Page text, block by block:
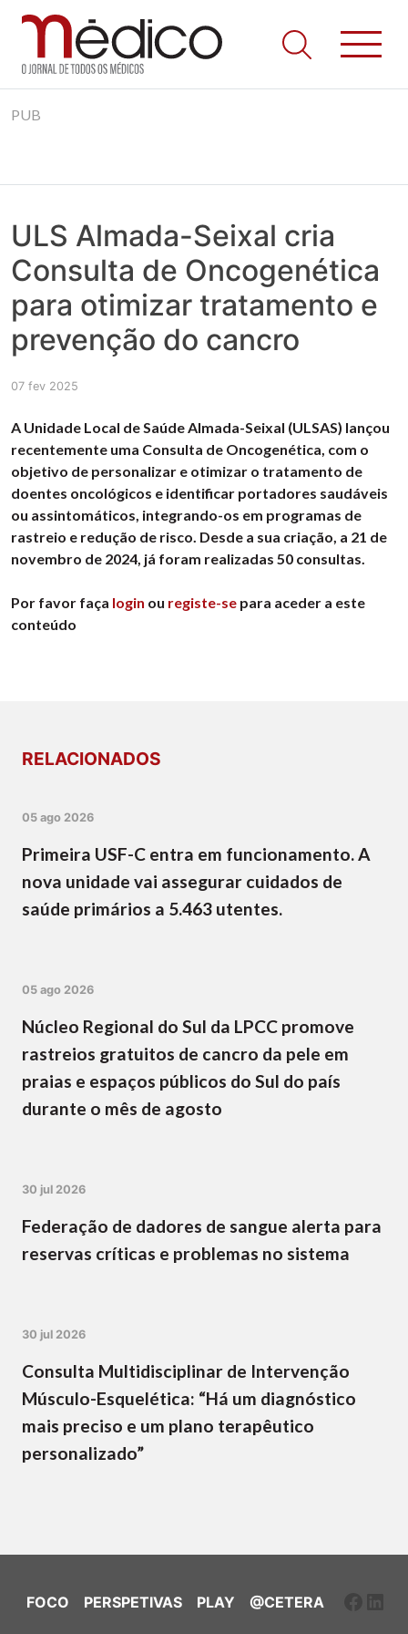
to
Jornal Médico
Médico – O Jornal de Todos os Médicos. Onde as notícias
realmente contam! Tudo o que se passa na Saúde!
PUB
ULS Almada-Seixal cria
Consulta de Oncogenética
para otimizar tratamento e
prevenção do cancro
07 fev 2025
A Unidade Local de Saúde Almada-Seixal (ULSAS) lançou
recentemente uma Consulta de Oncogenética, com o
objetivo de personalizar e otimizar o tratamento de
doentes oncológicos e identificar portadores saudáveis
ou assintomáticos, integrando-os em programas de
rastreio e redução de risco. Desde a sua criação, a 21 de
novembro de 2024, já foram realizadas 50 consultas.
Por favor faça login ou registe-se para aceder a este
conteúdo
RELACIONADOS
05 ago 2026
Primeira USF-C entra em funcionamento. A
nova unidade vai assegurar cuidados de
saúde primários a 5.463 utentes.
05 ago 2026
Núcleo Regional do Sul da LPCC promove
rastreios gratuitos de cancro da pele em
praias e espaços públicos do Sul do país
durante o mês de agosto
30 jul 2026
Federação de dadores de sangue alerta para
reservas críticas e problemas no sistema
30 jul 2026
Consulta Multidisciplinar de Intervenção
Músculo-Esquelética: “Há um diagnóstico
mais preciso e um plano terapêutico
personalizado”
FOCO PERSPETIVAS PLAY @CETERA